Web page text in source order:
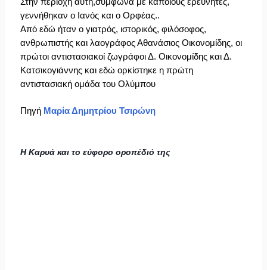
γεννήθηκαν ο Ιανός και ο Ορφέας..
Από εδώ ήταν ο γιατρός, ιστορικός, φιλόσοφος,
ανθρωπιστής και λαογράφος Αθανάσιος Οικονομίδης, οι
πρώτοι αντιστασιακοί ζωγράφοι Δ. Οικονομίδης και Δ.
Κατσικογιάννης και εδώ ορκίστηκε η πρώτη
αντιστασιακή ομάδα του Ολύμπου
Πηγή Μαρία Δημητρίου Τσιρώνη
Η Καρυά και το εύφορο οροπέδιό της